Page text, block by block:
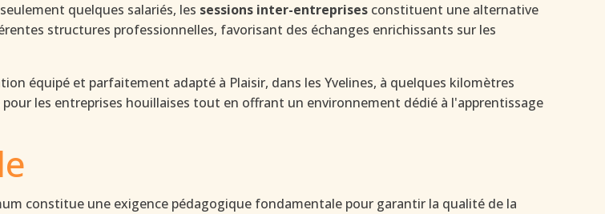
quelques salariés, les sessions inter-entreprises constituent une alternative
structures professionnelles, favorisant des échanges enrichissants sur les
équipé et parfaitement adapté à Plaisir, dans les Yvelines, à quelques kilomètres
les entreprises houillaises tout en offrant un environnement dédié à l'apprentissage
constitue une exigence pédagogique fondamentale pour garantir la qualité de la